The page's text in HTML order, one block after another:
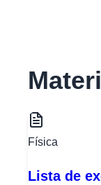
Física
Lista de